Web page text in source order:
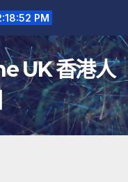
PM
UK 香港人